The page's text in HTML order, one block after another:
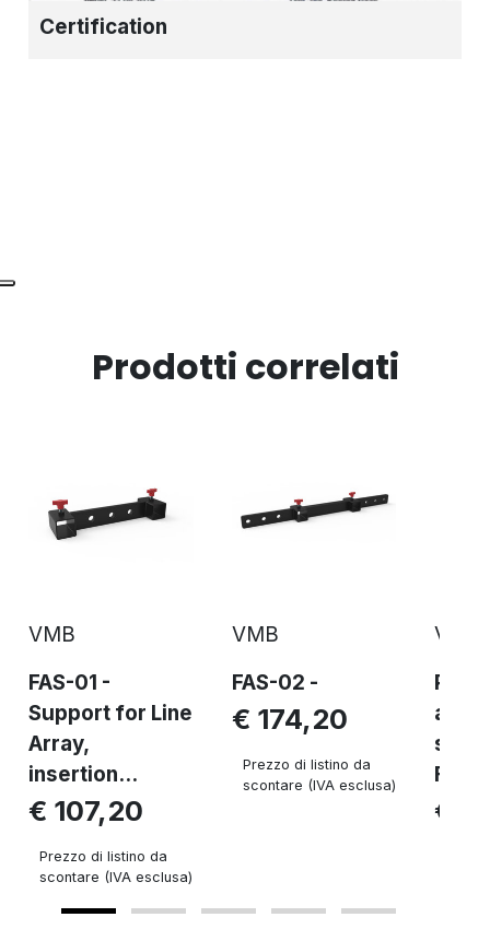
Certification
Prodotti correlati
VMB
FAS-01 -
Support for Line
Array,
insertion...
€ 107,20
Prezzo di listino da
scontare (IVA esclusa)
VMB
FAS-02 -
€ 174,20
Prezzo di listino da
scontare (IVA esclusa)
VMB
PR-
FAS-
€